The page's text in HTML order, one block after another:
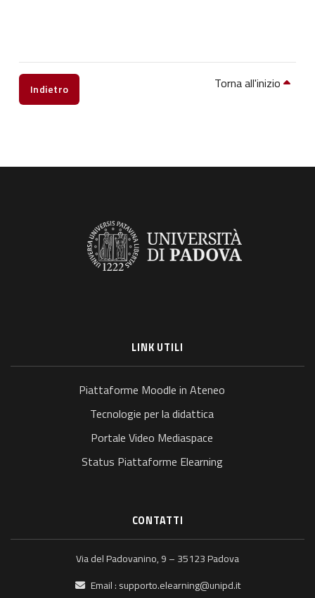
Indietro Torna all'inizio
LINK UTILI
Piattaforme Moodle in Ateneo
Tecnologie per la didattica
Portale Video Mediaspace
Status Piattaforme Elearning
CONTATTI
Via del Padovanino, 9 – 35123 Padova
Email : supporto.elearning@unipd.it